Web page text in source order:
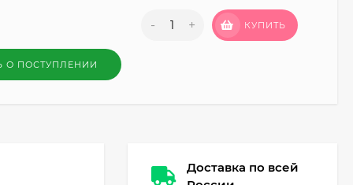
- + КУПИТЬ
О ПОСТУПЛЕНИИ
Доставка по всей